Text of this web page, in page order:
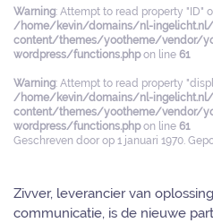
Warning: Attempt to read property "ID"
/home/kevin/domains/nl-
content/themes/yootheme/vendor/
wordpress/functions.phpon line 61
Warning: Attempt to read property
/home/kevin/domains/nl-
content/themes/yootheme/vendor/
wordpress/functions.phpon line 61
Geschreven door op 1 januari 1970 .
Zivver, leverancier van
communicatie, is de nieuwe